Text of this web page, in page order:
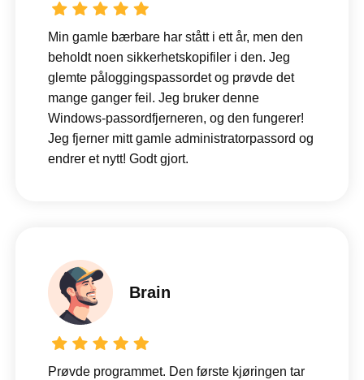
Min gamle bærbare har stått i ett år, men den
beholdt noen sikkerhetskopifiler i den. Jeg
glemte påloggingspassordet og prøvde det
mange ganger feil. Jeg bruker denne
Windows-passordfjerneren, og den fungerer!
Jeg fjerner mitt gamle administratorpassord og
endrer et nytt! Godt gjort.
Brain
Prøvde programmet. Den første kjøringen tar